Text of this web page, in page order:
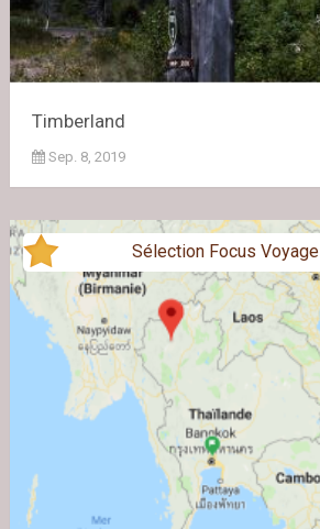
Timberland
Sep. 8, 2019
Sélection Focus Voyage